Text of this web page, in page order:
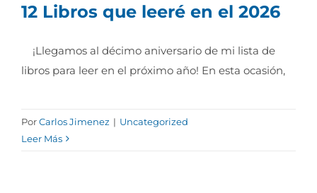
12 Libros que leeré en el 2026
¡Llegamos al décimo aniversario de mi lista de
libros para leer en el próximo año! En esta ocasión,
PorCarlos Jimenez | Uncategorized
Leer Más